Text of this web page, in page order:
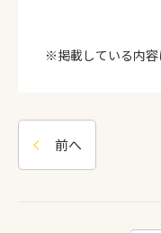
※掲載している内容
前へ